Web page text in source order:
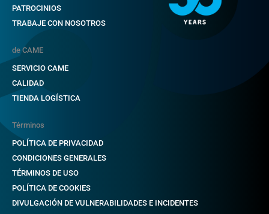
PATROCINIOS
TRABAJE CON NOSOTROS
de CAME
SERVICIO CAME
CALIDAD
TIENDA LOGÍSTICA
Términos
POLÍTICA DE PRIVACIDAD
CONDICIONES GENERALES
TÉRMINOS DE USO
POLÍTICA DE COOKIES
DIVULGACIÓN DE VULNERABILIDADES E INCIDENTES